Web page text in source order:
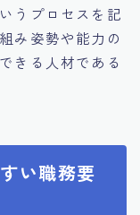
うプロセスを記
み姿勢や能力の
きる人材である
い職務要